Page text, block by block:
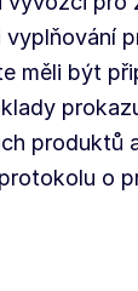
měli být
produktů
o